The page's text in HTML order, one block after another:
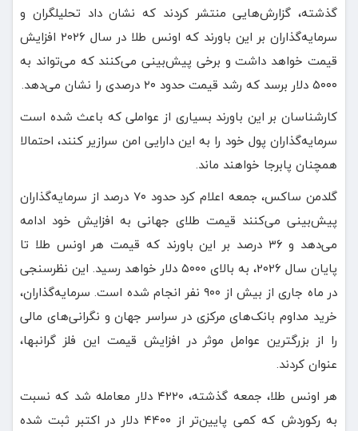
گذشته، گزارش‌هایی منتشر کردند که نشان داد تحلیلگران و
سرمایه‌گذاران بر این باورند که اونس طلا در سال ۲۰۲۶ افزایش
قیمت خواهد داشت و برخی پیش‌بینی می‌کنند که می‌تواند به
۵۰۰۰ دلار برسد که رشد قیمت حدود ۲۰ درصدی را نشان می‌دهد.
کارشناسان بر این باورند بسیاری از عواملی که باعث شده است
سرمایه‌گذاران پول خود را به این دارایی امن سرازیر کنند، احتمالا
همچنان پابرجا خواهند ماند.
گلدمن ساکس، جمعه اعلام کرد حدود ۷۰ درصد از سرمایه‌گذاران
پیش‌بینی می‌کنند قیمت طلای جهانی به افزایش خود ادامه
می‌دهد و ۳۶ درصد بر این باورند که قیمت هر اونس طلا تا
پایان سال ۲۰۲۶، به بالای ۵۰۰۰ دلار خواهد رسید. این نظرسنجی
در ماه جاری از بیش از ۹۰۰ نفر انجام شده است. سرمایه‌گذاران،
خرید مداوم بانک‌های مرکزی در سراسر جهان و نگرانی‌های مالی
را از بزرگترین عوامل موثر در افزایش قیمت این فلز گرانبها،
عنوان کردند.
هر اونس طلا، جمعه گذشته، ۴۲۲۰ دلار معامله ‌شد که نسبت
به رکوردش که کمی پایین‌تر از ۴۴۰۰ دلار در اکتبر ثبت شده